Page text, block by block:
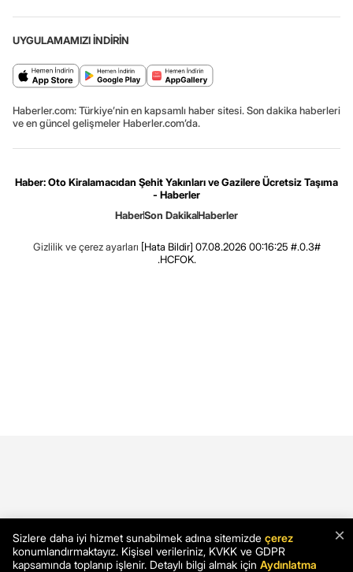
UYGULAMAMIZI İNDİRİN
Haberler.com: Türkiye’nin en kapsamlı haber sitesi. Son dakika haberleri
ve en güncel gelişmeler Haberler.com’da.
Haber: Oto Kiralamacıdan Şehit Yakınları ve Gazilere Ücretsiz Taşıma
- Haberler
HaberSon DakikaHaberler
Gizlilik ve çerez ayarları [Hata Bildir] 07.08.2026 00:16:25 #.0.3#
.HCFOK.
×
Sizlere daha iyi hizmet sunabilmek adına sitemizde çerez
konumlandırmaktayız. Kişisel verileriniz, KVKK ve GDPR
kapsamında toplanıp işlenir. Detaylı bilgi almak için Aydınlatma